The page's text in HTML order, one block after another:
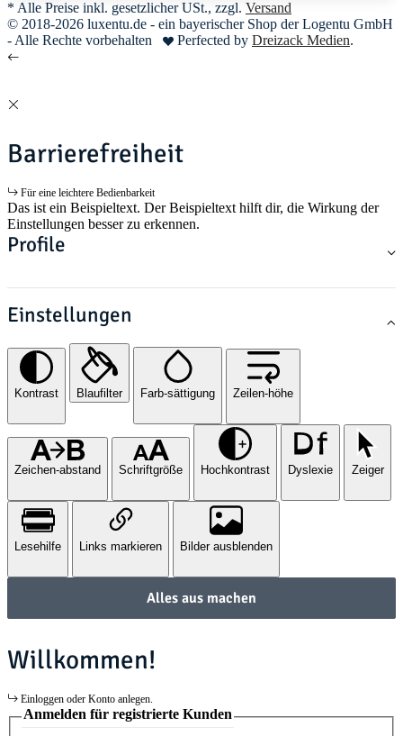
* Alle Preise inkl. gesetzlicher USt., zzgl. Versand
© 2018-2026 luxentu.de - ein bayerischer Shop der Logentu GmbH
- Alle Rechte vorbehalten
Perfected by Dreizack Medien.
Barrierefreiheit
Für eine leichtere Bedienbarkeit
Das ist ein Beispieltext. Der Beispieltext hilft dir, die Wirkung der
Einstellungen besser zu erkennen.
Profile
Einstellungen
Kontrast Blaufilter Farb-sättigung Zeilen-höhe
Zeichen-abstand Schriftgröße Hochkontrast Dyslexie Zeiger
Lesehilfe Links markieren Bilder ausblenden
Alles aus machen
Willkommen!
Einloggen oder Konto anlegen.
Anmelden für registrierte Kunden